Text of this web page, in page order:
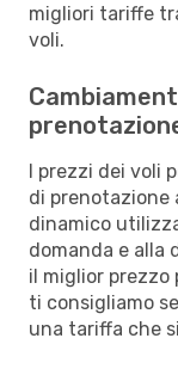
migliori tariffe
voli.
I prezzi dei voli
di prenotazione
dinamico
domanda e alla
il miglior prezzo
ti consigliamo
una tariffa che